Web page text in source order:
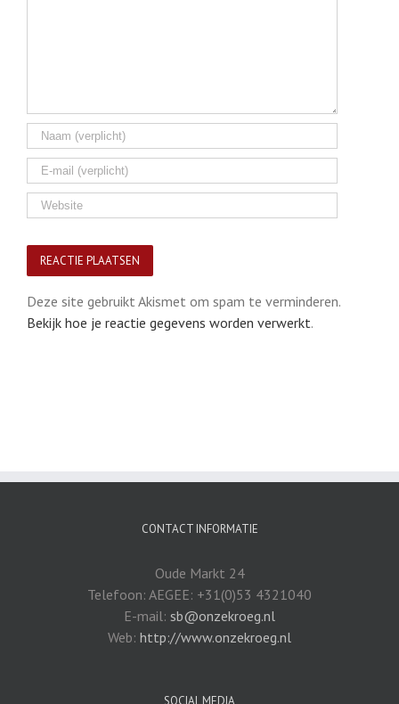
Deze site gebruikt Akismet om spam te verminderen.
Bekijk hoe je reactie gegevens worden verwerkt.
CONTACT INFORMATIE
Oude Markt 24
Telefoon: AEGEE: +31(0)53 4321040
E-mail: sb@onzekroeg.nl
Web: http://www.onzekroeg.nl
SOCIAL MEDIA